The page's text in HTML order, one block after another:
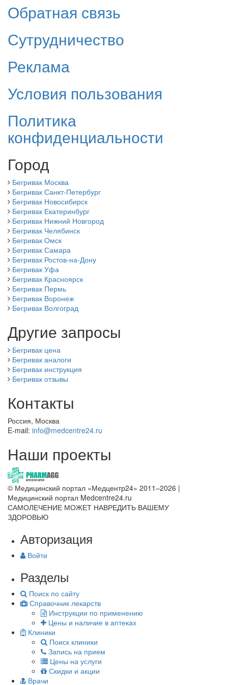
Обратная связь
Сутрудничество
Реклама
Условия пользования
Политика
конфиденциальности
Город
Бегривак Москва
Бегривак Санкт-Петербург
Бегривак Новосибирск
Бегривак Екатеринбург
Бегривак Нижний Новгород
Бегривак Челябинск
Бегривак Омск
Бегривак Самара
Бегривак Ростов-на-Дону
Бегривак Уфа
Бегривак Красноярск
Бегривак Пермь
Бегривак Воронеж
Бегривак Волгоград
Другие запросы
Бегривак цена
Бегривак аналоги
Бегривак инструкция
Бегривак отзывы
Контакты
Россия, Москва
E-mail: info@medcentre24.ru
Наши проекты
© Медицинский портал «Медцентр24» 2011–2026 |
Медицинский портал Medcentre24.ru
САМОЛЕЧЕНИЕ МОЖЕТ НАВРЕДИТЬ ВАШЕМУ
ЗДОРОВЬЮ
Авторизация
Войти
Разделы
Поиск по сайту
Справочник лекарств
Инструкции по применению
Цены и наличие в аптеках
Клиники
Поиск клиники
Запись на прием
Цены на услуги
Скидки и акции
Врачи